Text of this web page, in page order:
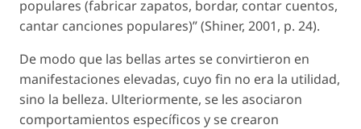
populares (fabricar zapatos, bordar, contar cuentos,
cantar canciones populares)” (Shiner, 2001, p. 24).
De modo que las bellas artes se convirtieron en
manifestaciones elevadas, cuyo fin no era la utilidad,
sino la belleza. Ulteriormente, se les asociaron
comportamientos específicos y se crearon